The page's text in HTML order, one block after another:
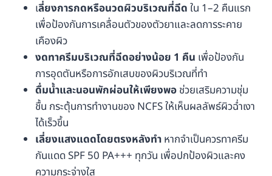
เลี่ยงการกดหรือนวดผิวบริเวณที่ฉีดใน 1–2 คืนแรก
เพื่อป้องกันการเคลื่อนตัวของตัวยาและลดการระคาย
เคืองผิว
งดทาครีมบริเวณที่ฉีดอย่างน้อย 1 คืน เพื่อป้องกัน
การอุดตันหรือการอักเสบของผิวบริเวณที่ทำ
ดื่มน้ำและนอนพักผ่อนให้เพียงพอช่วยเสริมความชุ่ม
ชื้น กระตุ้นการทำงานของ NCFS ให้เห็นผลลัพธ์ผิวฉ่ำเงา
ได้เร็วขึ้น
เลี่ยงแสงแดดโดยตรงหลังทำหากจำเป็นควรทาครีม
กันแดด SPF 50 PA+++ ทุกวัน เพื่อปกป้องผิวและคง
ความกระจ่างใส